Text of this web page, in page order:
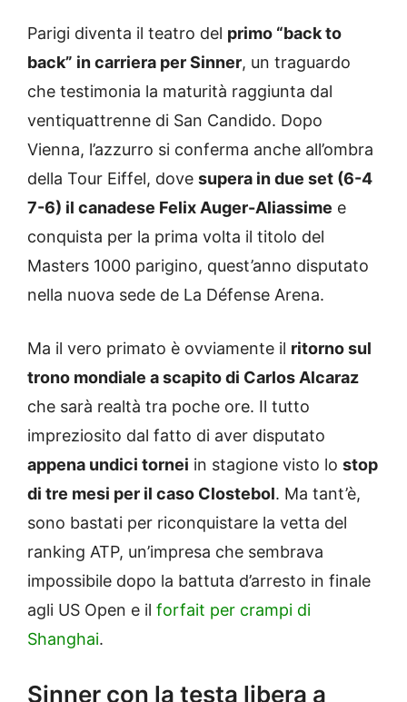
Parigi diventa il teatro del primo “back to
back” in carriera per Sinner, un traguardo
che testimonia la maturità raggiunta dal
ventiquattrenne di San Candido. Dopo
Vienna, l’azzurro si conferma anche all’ombra
della Tour Eiffel, dove supera in due set (6-4
7-6) il canadese Felix Auger-Aliassime e
conquista per la prima volta il titolo del
Masters 1000 parigino, quest’anno disputato
nella nuova sede de La Défense Arena.
Ma il vero primato è ovviamente il ritorno sul
trono mondiale a scapito di Carlos Alcaraz
che sarà realtà tra poche ore. Il tutto
impreziosito dal fatto di aver disputato
appena undici tornei in stagione visto lo stop
di tre mesi per il caso Clostebol. Ma tant’è,
sono bastati per riconquistare la vetta del
ranking ATP, un’impresa che sembrava
impossibile dopo la battuta d’arresto in finale
agli US Open e il forfait per crampi di
Shanghai.
Sinner con la testa libera a